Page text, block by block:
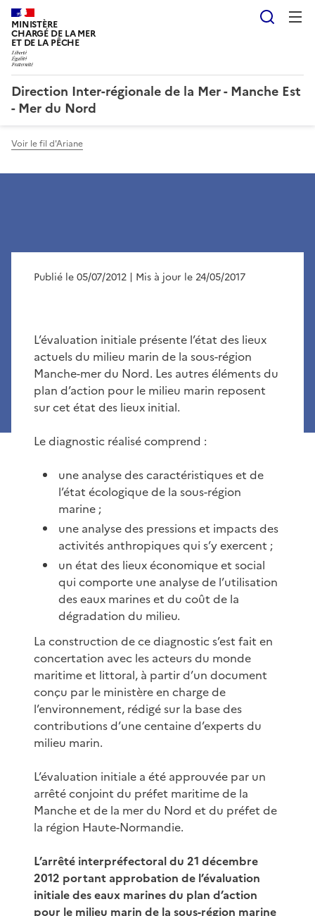
MINISTÈRE
CHARGÉ DE LA MER
ET DE LA PÊCHE
Direction Inter-régionale de la Mer - Manche Est
- Mer du Nord
Voir le fil d'Ariane
Publié le 05/07/2012 | Mis à jour le 24/05/2017
L’évaluation initiale présente l’état des lieux
actuels du milieu marin de la sous-région
Manche-mer du Nord. Les autres éléments du
plan d’action pour le milieu marin reposent
sur cet état des lieux initial.
Le diagnostic réalisé comprend :
une analyse des caractéristiques et de
l’état écologique de la sous-région
marine ;
une analyse des pressions et impacts des
activités anthropiques qui s’y exercent ;
un état des lieux économique et social
qui comporte une analyse de l’utilisation
des eaux marines et du coût de la
dégradation du milieu.
La construction de ce diagnostic s’est fait en
concertation avec les acteurs du monde
maritime et littoral, à partir d’un document
conçu par le ministère en charge de
l’environnement, rédigé sur la base des
contributions d’une centaine d’experts du
milieu marin.
L’évaluation initiale a été approuvée par un
arrêté conjoint du préfet maritime de la
Manche et de la mer du Nord et du préfet de
la région Haute-Normandie.
L’arrêté interpréfectoral du 21 décembre
2012 portant approbation de l’évaluation
initiale des eaux marines du plan d’action
pour le milieu marin de la sous-région marine